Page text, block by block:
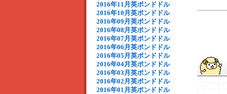
2016年11月英ポンドドル
2016年10月英ポンドドル
2016年09月英ポンドドル
2016年08月英ポンドドル
2016年07月英ポンドドル
2016年06月英ポンドドル
2016年05月英ポンドドル
2016年04月英ポンドドル
2016年03月英ポンドドル
2016年02月英ポンドドル
2016年01月英ポンドドル